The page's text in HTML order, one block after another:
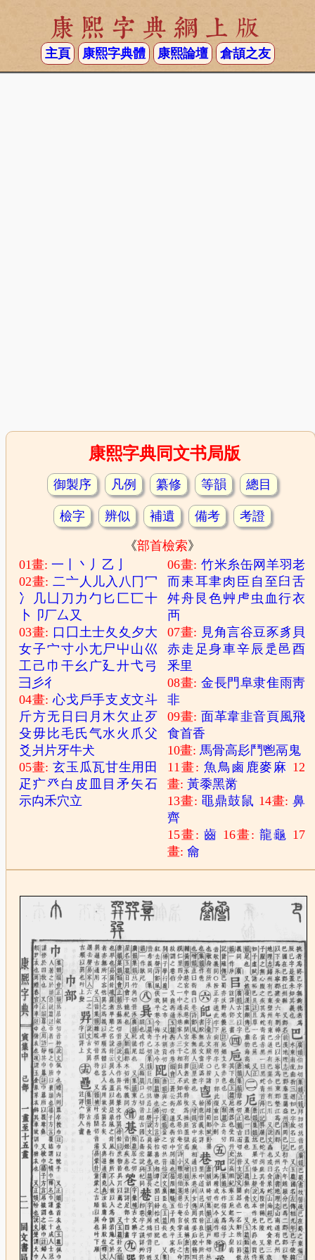
康熙字典網上版
主頁 康熙字典體 康熙論壇 倉頡之友
康熙字典同文书局版
御製序 凡例 纂修 等韻 總目
檢字 辨似 補遺 備考 考證
《部首檢索》
01畫:一 丶 丿 乙
02畫:二亠 人 儿入 八 冂冖
冫
几 凵 刀 力 勹 匕 匚匸十
卜
卩厂厶 又
03畫: 口 囗 土士夂 夊 夕大
女子宀寸小尢尸 屮 山巛
工 己 巾 干幺 广廴廾弋弓
彐 彡彳
04畫:心戈 戶手支 攴文斗
斤方无 日 曰 月木 欠止 歹
殳毋 比毛 氏气水 火 爪父
爻 爿 片牙牛犬
05畫:玄玉 瓜瓦甘生用 田
疋 疒癶 白 皮 目矛 矢石
示禸禾穴立
06畫: 竹米糸缶网 羊羽老
而耒耳聿肉 臣 自 至 臼舌
舛舟 艮色艸 虍 虫 血行衣
襾
07畫: 見角言谷豆豕豸 貝
赤走 足身車辛辰 辵 邑酉
釆里
08畫: 金長門 阜隶隹雨靑
非
09畫: 面革韋韭音頁風飛
食首香
10畫:馬骨高髟 鬥鬯鬲 鬼
11畫: 魚鳥 鹵 鹿麥 麻 12
畫:黃黍黑黹
13畫: 黽鼎鼓鼠 14畫:鼻
齊
15畫:齒 16畫:龍龜 17
畫:龠